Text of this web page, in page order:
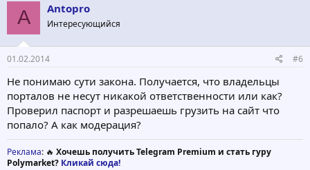
A Antopro
Интересующийся
01.02.2014 #6
Не понимаю сути закона. Получается, что владельцы
порталов не несут никакой ответственности или как?
Проверил паспорт и разрешаешь грузить на сайт что
попало? А как модерация?
Реклама: 🔥 Хочешь получить Telegram Premium и стать гуру
Polymarket? Кликай сюда!